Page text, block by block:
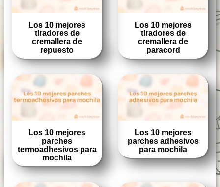
Los 10 mejores
tiradores de
cremallera de
repuesto
Los 10 mejores
tiradores de
cremallera de
paracord
Los 10 mejores
parches
termoadhesivos para
mochila
Los 10 mejores
parches adhesivos
para mochila